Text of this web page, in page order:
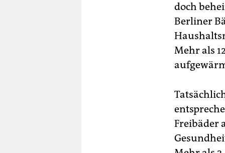
doch
Berliner
Mehr als
Freibäder